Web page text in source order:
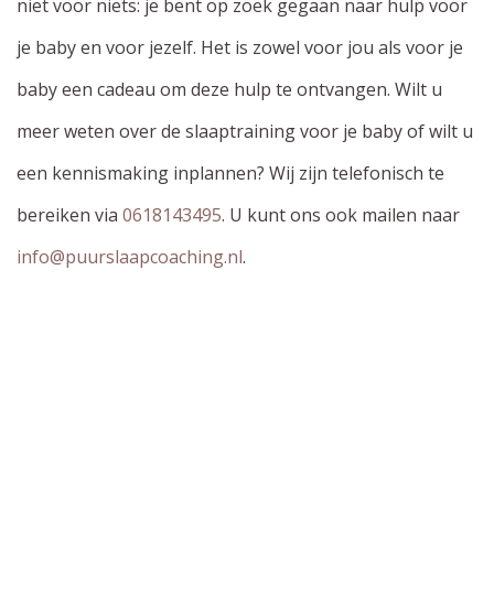
niet voor niets: je bent op zoek gegaan naar hulp voor
je baby en voor jezelf. Het is zowel voor jou als voor je
baby een cadeau om deze hulp te ontvangen. Wilt u
meer weten over de slaaptraining voor je baby of wilt u
een kennismaking inplannen? Wij zijn telefonisch te
bereiken via 0618143495. U kunt ons ook mailen naar
info@puurslaapcoaching.nl.